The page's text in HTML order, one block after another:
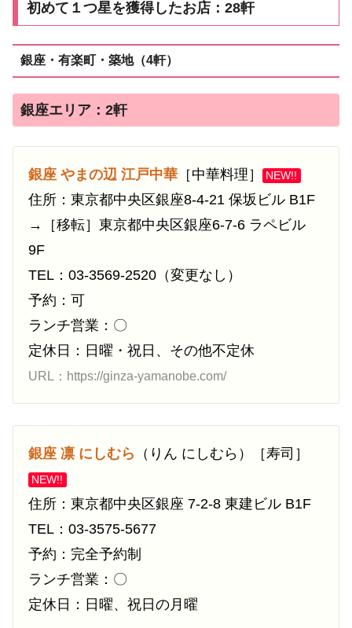
初めて１つ星を獲得したお店：28軒
銀座・有楽町・築地（4軒）
銀座エリア：2軒
銀座 やまの辺 江戸中華 ［中華料理］ NEW!!
住所：東京都中央区銀座8-4-21 保坂ビル B1F
→［移転］東京都中央区銀座6-7-6 ラペビル
9F
TEL：03-3569-2520（変更なし）
予約：可
ランチ営業：〇
定休日：日曜・祝日、その他不定休
URL：https://ginza-yamanobe.com/
銀座 凛 にしむら （りん にしむら）［寿司］
NEW!!
住所：東京都中央区銀座 7-2-8 東建ビル B1F
TEL：03-3575-5677
予約：完全予約制
ランチ営業：〇
定休日：日曜、祝日の月曜